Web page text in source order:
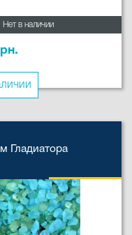
Нет в наличии
Гладиатора